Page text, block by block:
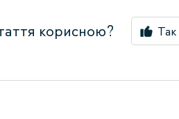
корисною? Так